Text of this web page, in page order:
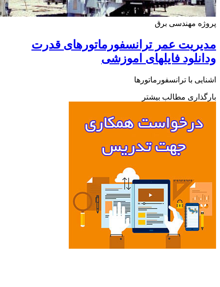
مهندسی برق
عمر ترانسفورماتورهای قدرت
فایلهای اموزشی
با ترانسفورماتورها
مطالب بیشتر